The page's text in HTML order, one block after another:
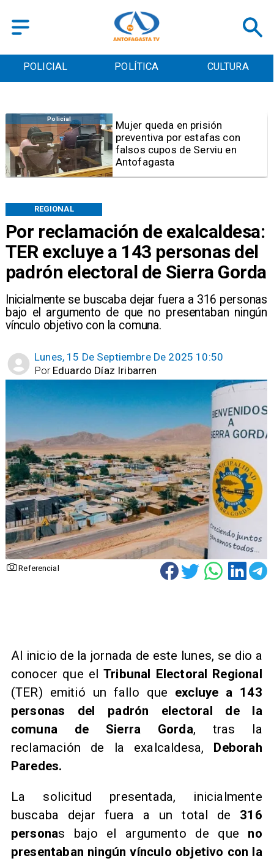
POLICIAL POLÍTICA CULTURA
Por reclamación de exalcaldesa:
TER excluye a 143 personas del
padrón electoral de Sierra Gorda
Inicialmente se buscaba dejar fuera a 316 personas
bajo el argumento de que no presentaban ningún
vínculo objetivo con la comuna.
REGIONAL
Lunes, 15 De Septiembre De 2025 10:50
Eduardo Díaz Iribarren
Por
Referencial
Videos
Video | Choferes del
TransAntofagasta piden
sistema mixto de pago
Al inicio de la jornada de este lunes, se dio a
conocer que elTribunal Electoral Regional
(TER) emitió un fallo que excluye a 143
personas del padrón electoral de la
comuna de Sierra Gorda, tras la
reclamación de la exalcaldesa, Deborah
Paredes.
La solicitud presentada, inicialmente
buscaba dejar fuera a un total de 316
personas bajo el argumento de que no
presentaban ningún vínculo objetivo con la